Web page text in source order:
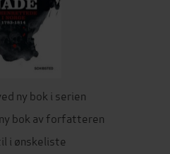
ny bok i serien
bok av forfatteren
i ønskeliste